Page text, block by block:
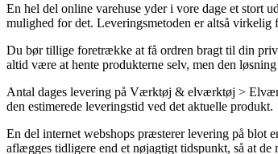
En hel del online varehuse yder i vore dage et stort
mulighed for det. Leveringsmetoden er altså
Du bør tillige foretrække at få ordren bragt til din
altid være at hente produkterne selv, men den
Antal dages levering på Værktøj & elværktøj >
den estimerede leveringstid ved det aktuelle produkt.
En del internet webshops præsterer levering på blot
aflægges tidligere end et nøjagtigt tidspunkt, så at